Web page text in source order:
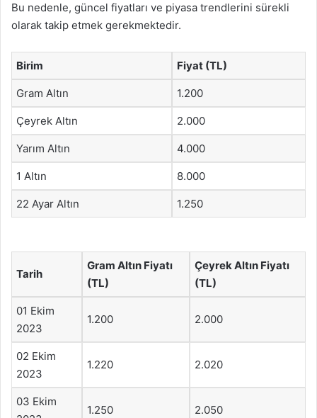
Bu nedenle, güncel fiyatları ve piyasa trendlerini sürekli
olarak takip etmek gerekmektedir.
Birim Fiyat (TL)
Gram Altın 1.200
Çeyrek Altın 2.000
Yarım Altın 4.000
1 Altın 8.000
22 Ayar Altın 1.250
Tarih
Gram Altın Fiyatı
(TL)
Çeyrek Altın Fiyatı
(TL)
01 Ekim
2023
1.200 2.000
02 Ekim
2023
1.220 2.020
03 Ekim
1.250 2.050